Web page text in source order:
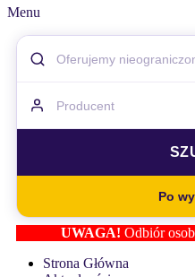
Menu
Po
UWAGA!Odbiór osobisty
Strona Główna